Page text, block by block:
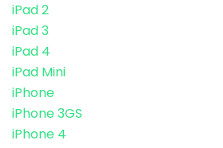
iPad 2
iPad 3
iPad 4
iPad Mini
iPhone
iPhone 3GS
iPhone 4